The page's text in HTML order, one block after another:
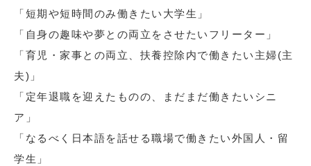
「短期や短時間のみ働きたい大学生」
「自身の趣味や夢との両立をさせたいフリーター」
「育児・家事との両立、扶養控除内で働きたい主婦(主
夫)」
「定年退職を迎えたものの、まだまだ働きたいシニ
ア」
「なるべく日本語を話せる職場で働きたい外国人・留
学生」